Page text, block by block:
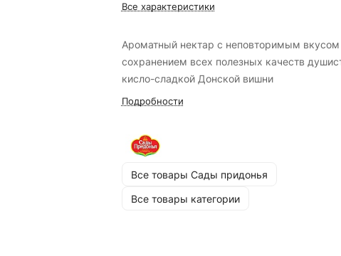
Все характеристики
Ароматный нектар с неповторимым вкусом
сохранением всех полезных качеств
кисло-сладкой Донской вишни
Подробности
Все товары Сады придонья
Все товары категории